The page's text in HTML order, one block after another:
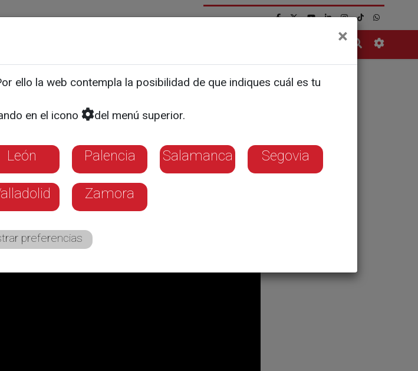
DE PRIORIDADES
del 8 de
oportunidad de oro
nacionalismo tiene
×
ello la web contempla la posibilidad de que indiques cuál es tu
en el icono
del menú superior.
León Palencia Salamanca Segovia
Zamora
preferencias